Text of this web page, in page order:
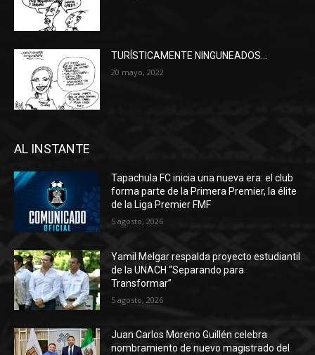
TURÍSTICAMENTE NINGUNEADOS…
20 mayo, 2022
AL INSTANTE
Tapachula FC inicia una nueva era: el club
forma parte de la Primera Premier, la élite
de la Liga Premier FMF
5 agosto, 2026
Yamil Melgar respalda proyecto estudiantil
de la UNACH “Separando para
Transformar”
5 agosto, 2026
Juan Carlos Moreno Guillén celebra
nombramiento de nuevo magistrado del